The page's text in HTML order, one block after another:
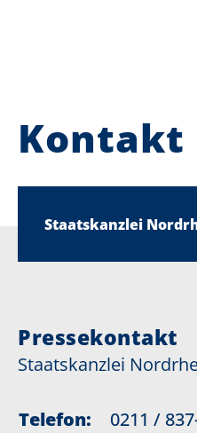
Kontakt
Staatskanzlei
Pressekontakt
Staatskanzlei
Telefon:
0211 /